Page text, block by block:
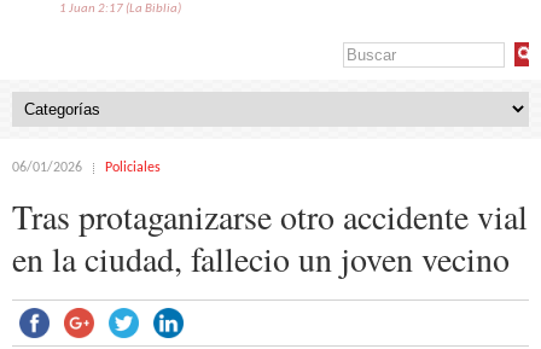
1 Juan 2:17 (La Biblia)
06/01/2026 Policiales
Tras protaganizarse otro accidente vial
en la ciudad, fallecio un joven vecino